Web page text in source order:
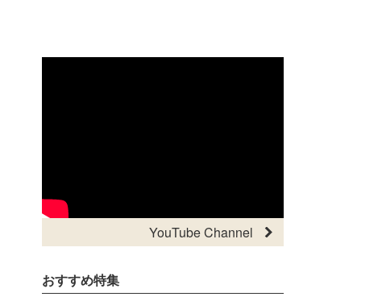
YouTube Channel
おすすめ特集